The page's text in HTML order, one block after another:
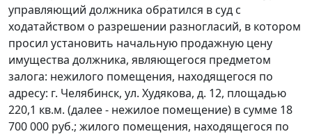
управляющий должника обратился в суд с
ходатайством о разрешении разногласий, в котором
просил установить начальную продажную цену
имущества должника, являющегося предметом
залога: нежилого помещения, находящегося по
адресу: г. Челябинск, ул. Худякова, д. 12, площадью
220,1 кв.м. (далее - нежилое помещение) в сумме 18
700 000 руб.; жилого помещения, находящегося по